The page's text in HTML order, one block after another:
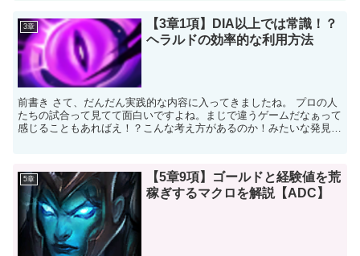
3章
【3章1項】DIA以上では常識！？
ヘラルドの効率的な利用方法
前書き さて、だんだん実践的な内容に入ってきましたね。 プロの人
たちの試合って見てて面白いですよね。まじで違うゲームだなぁって
感じることもあればえ！？こんな考え方があるのか！みたいな発見も
5章
【5章9項】ゴールドと経験値を荒
稼ぎするマクロを解説【ADC】